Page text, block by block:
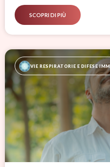
SCOPRI DI PIÙ
VIE RESPIRATORIE E DIFESE